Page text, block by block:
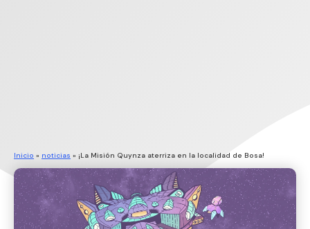
Inicio » noticias » ¡La Misión Quynza aterriza en la localidad de Bosa!